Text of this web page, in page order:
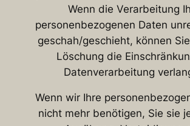
Wenn die Verarbeitung
personenbezogenen Daten
geschah/geschieht, können
Löschung die
Datenverarbeitung
Wenn wir Ihre
nicht mehr benötigen, Sie sie